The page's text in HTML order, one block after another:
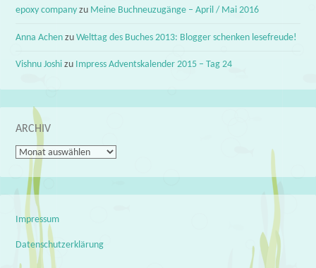
epoxy company zu Meine Buchneuzugänge – April / Mai 2016
Anna Achen zuWelttag des Buches 2013: Blogger schenken lesefreude!
Vishnu Joshi zu Impress Adventskalender 2015 – Tag 24
ARCHIV
Archiv
Impressum
Datenschutzerklärung